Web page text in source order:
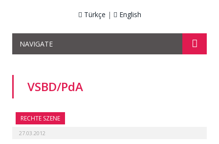
Türkçe | English
NAVIGATE
VSBD/PdA
RECHTE SZENE
27.03.2012